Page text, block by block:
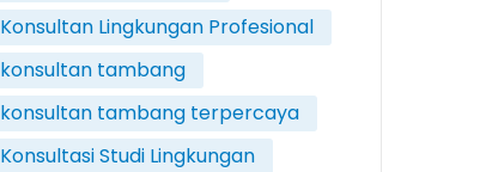
Konsultan Lingkungan Profesional
konsultan tambang
konsultan tambang terpercaya
Konsultasi Studi Lingkungan